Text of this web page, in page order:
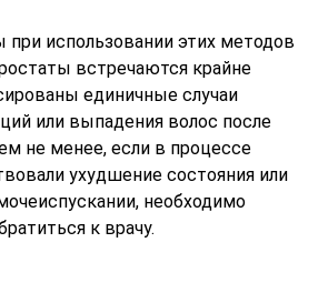
использовании этих методов
встречаются крайне
единичные случаи
или выпадения волос после
не менее, если в процессе
ухудшение состояния или
необходимо
к врачу.